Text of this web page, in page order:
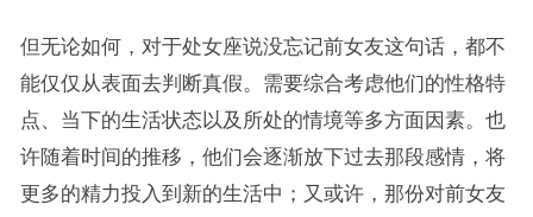
但无论如何，对于处女座说没忘记前女友这句话，都不
能仅仅从表面去判断真假。需要综合考虑他们的性格特
点、当下的生活状态以及所处的情境等多方面因素。也
许随着时间的推移，他们会逐渐放下过去那段感情，将
更多的精力投入到新的生活中；又或许，那份对前女友